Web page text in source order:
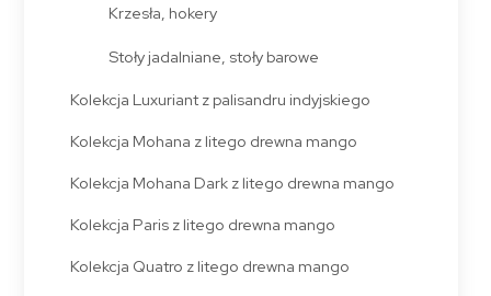
Krzesła, hokery
Stoły jadalniane, stoły barowe
Kolekcja Luxuriant z palisandru indyjskiego
Kolekcja Mohana z litego drewna mango
Kolekcja Mohana Dark z litego drewna mango
Kolekcja Paris z litego drewna mango
Kolekcja Quatro z litego drewna mango